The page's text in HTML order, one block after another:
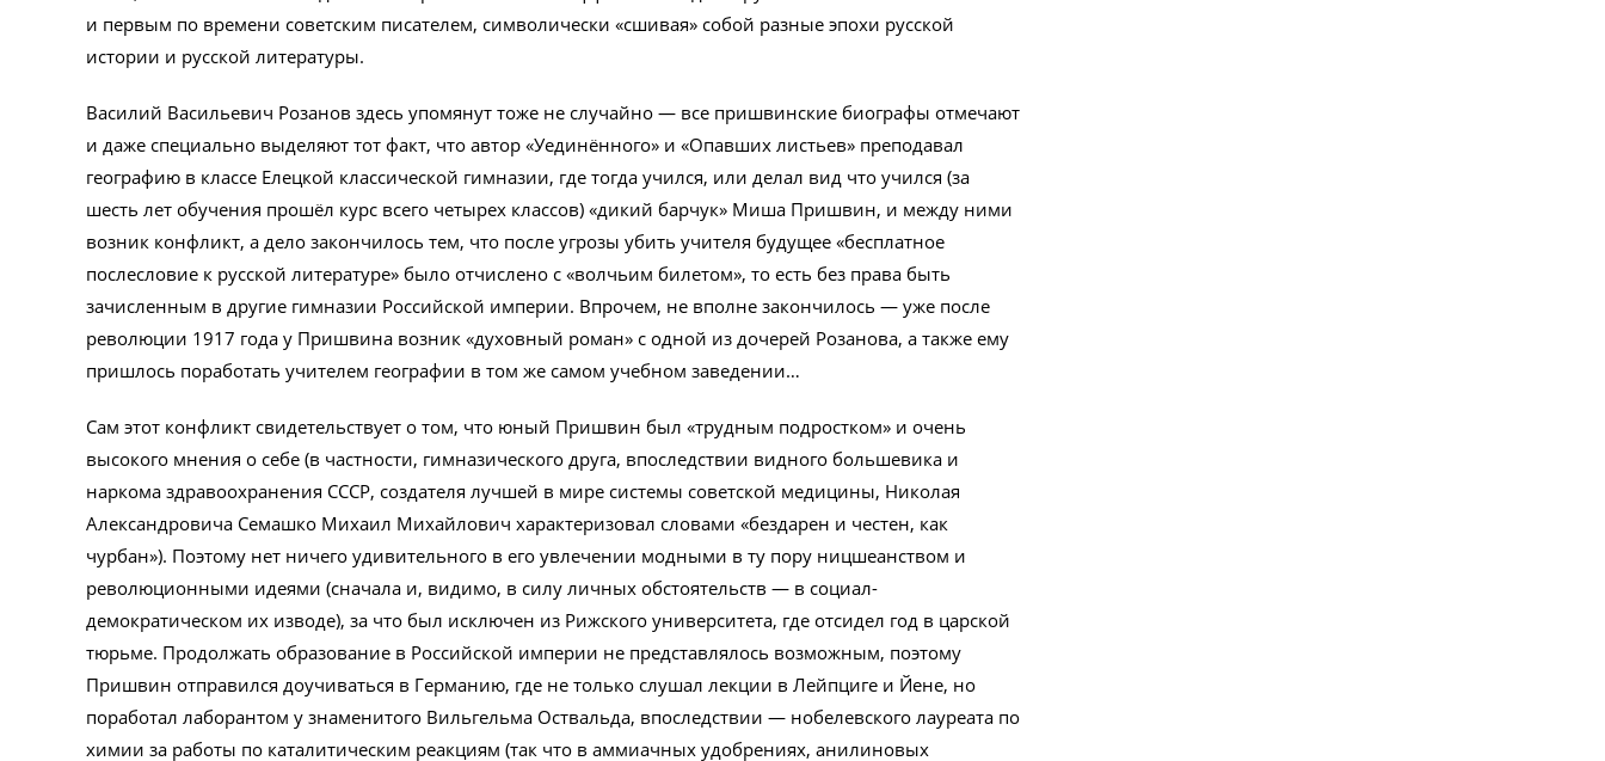
и первым по времени советским писателем, символически «сшивая» собой разные эпохи русской
истории и русской литературы.
Василий Васильевич Розанов здесь упомянут тоже не случайно — все пришвинские биографы отмечают
и даже специально выделяют тот факт, что автор «Уединённого» и «Опавших листьев» преподавал
географию в классе Елецкой классической гимназии, где тогда учился, или делал вид что учился (за
шесть лет обучения прошёл курс всего четырех классов) «дикий барчук» Миша Пришвин, и между ними
возник конфликт, а дело закончилось тем, что после угрозы убить учителя будущее «бесплатное
послесловие к русской литературе» было отчислено с «волчьим билетом», то есть без права быть
зачисленным в другие гимназии Российской империи. Впрочем, не вполне закончилось — уже после
революции 1917 года у Пришвина возник «духовный роман» с одной из дочерей Розанова, а также ему
пришлось поработать учителем географии в том же самом учебном заведении…
Сам этот конфликт свидетельствует о том, что юный Пришвин был «трудным подростком» и очень
высокого мнения о себе (в частности, гимназического друга, впоследствии видного большевика и
наркома здравоохранения СССР, создателя лучшей в мире системы советской медицины, Николая
Александровича Семашко Михаил Михайлович характеризовал словами «бездарен и честен, как
чурбан»). Поэтому нет ничего удивительного в его увлечении модными в ту пору ницшеанством и
революционными идеями (сначала и, видимо, в силу личных обстоятельств — в социал-
демократическом их изводе), за что был исключен из Рижского университета, где отсидел год в царской
тюрьме. Продолжать образование в Российской империи не представлялось возможным, поэтому
Пришвин отправился доучиваться в Германию, где не только слушал лекции в Лейпциге и Йене, но
поработал лаборантом у знаменитого Вильгельма Оствальда, впоследствии — нобелевского лауреата по
химии за работы по каталитическим реакциям (так что в аммиачных удобрениях, анилиновых